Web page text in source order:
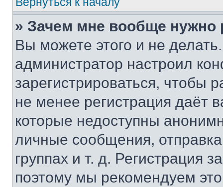
» Зачем мне вообще нужно
Вы можете этого и не
администратор настроил
зарегистрироваться, чтобы
не менее регистрация даёт
которые недоступны
личные сообщения,
группах и т. д. Регистрация
поэтому мы рекомендуем